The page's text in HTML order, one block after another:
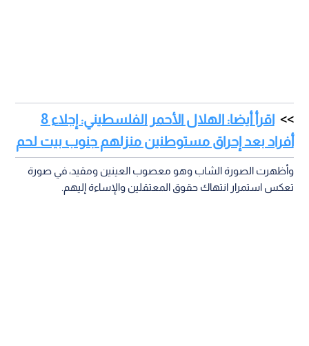
اقرأ أيضا: الهلال الأحمر الفلسطيني: إجلاء 8
أفراد بعد إحراق مستوطنين منزلهم جنوب بيت لحم
وأظهرت الصورة الشاب وهو معصوب العينين ومقيد، في صورة
تعكس استمرار انتهاك حقوق المعتقلين والإساءة إليهم.